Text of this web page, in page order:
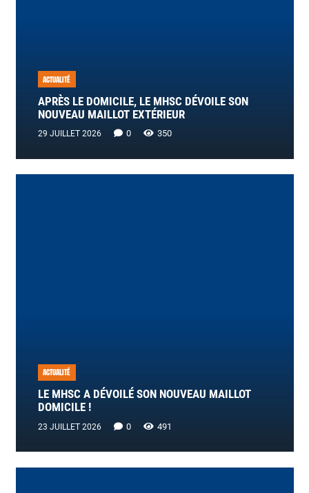
ACTUALITÉ
APRÈS LE DOMICILE, LE MHSC DÉVOILE SON
NOUVEAU MAILLOT EXTÉRIEUR
29 JUILLET 2026 0 350
ACTUALITÉ
LE MHSC A DÉVOILÉ SON NOUVEAU MAILLOT
DOMICILE !
23 JUILLET 2026 0 491